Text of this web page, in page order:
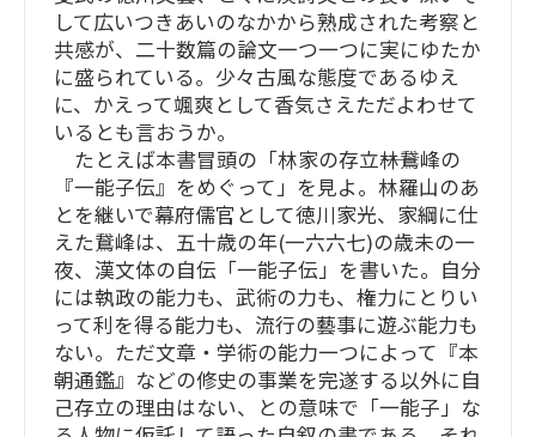
して広いつきあいのなかから熟成された考察と
共感が、二十数篇の論文一つ一つに実にゆたか
に盛られている。少々古風な態度であるゆえ
に、かえって颯爽として香気さえただよわせて
いるとも言おうか。
たとえば本書冒頭の「林家の存立――林鵞峰の
『一能子伝』をめぐって」を見よ。林羅山のあ
とを継いで幕府儒官として徳川家光、家綱に仕
えた鵞峰は、五十歳の年(一六六七)の歳未の一
夜、漢文体の自伝「一能子伝」を書いた。自分
には執政の能力も、武術の力も、権力にとりい
って利を得る能力も、流行の藝事に遊ぶ能力も
ない。ただ文章・学術の能力一つによって『本
朝通鑑』などの修史の事業を完遂する以外に自
己存立の理由はない、との意味で「一能子」な